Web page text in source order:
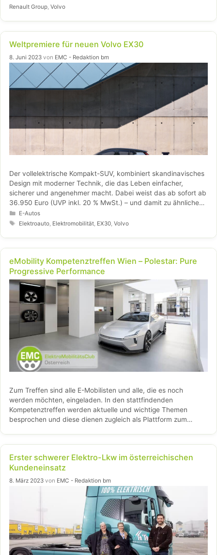
Dienstleistungen leiten wird. Die Produktion soll im Jahr 2026
Renault Group, Volvo
Weltpremiere für neuen Volvo EX30
8. Juni 2023 von EMC - Redaktion bm
Der vollelektrische Kompakt-SUV, kombiniert skandinavisches
Design mit moderner Technik, die das Leben einfacher,
sicherer und angenehmer macht. Dabei weist das ab sofort ab
36.950 Euro (UVP inkl. 20 % MwSt.) – und damit zu ähnlichen
Preisen wie Premium-SUV mit Verbrennungsmotor– bestellbare
Modell den kleinsten CO2-Fußabdruck aller bisherigen Volvo
die hohe Nachfrage in einem der am schnellsten wachsenden
Fahrzeugsegmente.
Kategorien
E-Autos
Schlagwörter
Elektroauto, Elektromobilität, EX30,Volvo
eMobility Kompetenztreffen Wien – Polestar: Pure
Progressive Performance
Zum Treffen sind alle E-Mobilisten und alle, die es noch
werden möchten, eingeladen. In den stattfindenden
Kompetenztreffen werden aktuelle und wichtige Themen
besprochen und diese dienen zugleich als Plattform zum
Erster schwerer Elektro-Lkw im österreichischen
Kundeneinsatz
8. März 2023 von EMC - Redaktion bm